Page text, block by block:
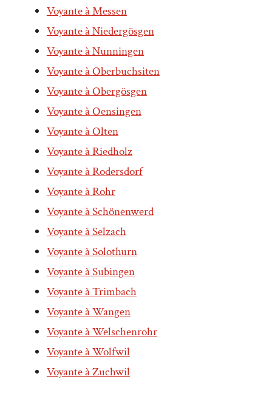
Voyante à Messen
Voyante à Niedergösgen
Voyante à Nunningen
Voyante à Oberbuchsiten
Voyante à Obergösgen
Voyante à Oensingen
Voyante à Olten
Voyante à Riedholz
Voyante à Rodersdorf
Voyante à Rohr
Voyante à Schönenwerd
Voyante à Selzach
Voyante à Solothurn
Voyante à Subingen
Voyante à Trimbach
Voyante à Wangen
Voyante à Welschenrohr
Voyante à Wolfwil
Voyante à Zuchwil